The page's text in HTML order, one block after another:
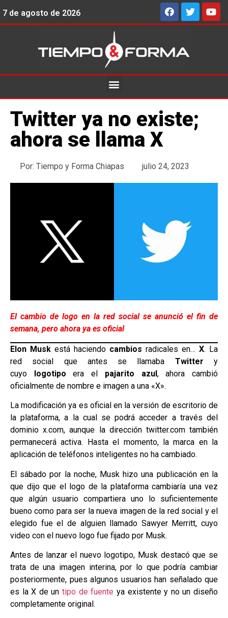
7 de agosto de 2026
Twitter ya no existe;
ahora se llama X
Por: Tiempo y Forma Chiapas julio 24, 2023
El cambio de logo en la red social se anunció el fin de
semana, pero ahora ya es oficial
Elon Musk está haciendo cambios radicales en… X. La
red social que antes se llamaba Twittery
cuyo logotipoera el pajarito azul, ahora cambió
oficialmente de nombre e imagen a una «X».
La modificación ya es oficial en la versión de escritorio de
la plataforma, a la cual se podrá acceder a través del
dominio x.com, aunque la dirección twitter.com también
permanecerá activa. Hasta el momento, la marca en la
aplicación de teléfonos inteligentes no ha cambiado.
El sábado por la noche, Musk hizo una publicación en la
que dijo que el logo de la plataforma cambiaría una vez
que algún usuario compartiera uno lo suficientemente
bueno como para ser la nueva imagen de la red social y el
elegido fue el de alguien llamado Sawyer Merritt, cuyo
video con el nuevo logo fue fijado por Musk.
Antes de lanzar el nuevo logotipo, Musk destacó que se
trata de una imagen interina, por lo que podría cambiar
posteriormente, pues algunos usuarios han señalado que
es la X de untipo de fuente ya existente y no un diseño
completamente original.